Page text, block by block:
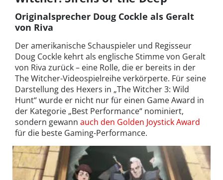
Originalsprecher Doug Cockle als Geralt
von Riva
Der amerikanische Schauspieler und Regisseur
Doug Cockle kehrt als englische Stimme von Geralt
von Riva zurück – eine Rolle, die er bereits in der
The Witcher-Videospielreihe verkörperte. Für seine
Darstellung des Hexers in „The Witcher 3: Wild
Hunt“ wurde er nicht nur für einen Game Award in
der Kategorie „Best Performance“ nominiert,
sondern gewann auch den Golden Joystick Award
für die beste Gaming-Performance.